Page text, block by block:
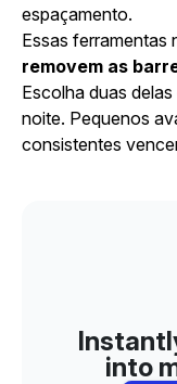
espaçamento.
Essas ferramentas
removem as
Escolha duas
noite. Pequenos
consistentes
into